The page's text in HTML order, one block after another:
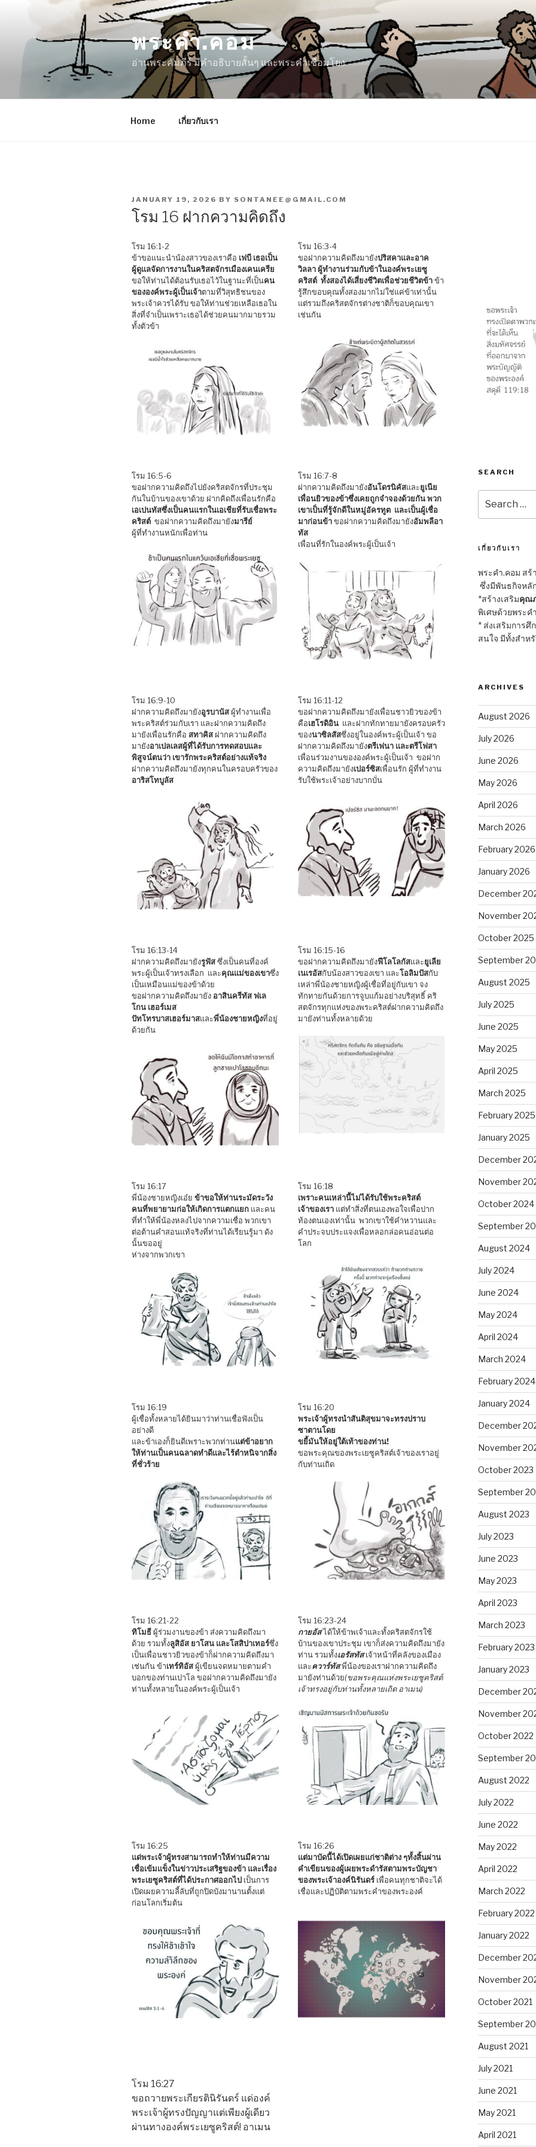
content
พระคำ.คอม
อ่านพระคัมภีร์ มีคำอธิบายสั้นๆ และพระคำเชื่อมโยง
Home เกี่ยวกับเรา
POSTED
ON
JANUARY 19, 2026 BY SONTANEE@GMAIL.COM
โรม 16 ฝากความคิดถึง
โรม 16:1-2
ข้าขอแนะนำน้องสาวของเราคือ เฟบี เธอเป็น
ผู้ดูแลจัดการงานในคริสตจักรเมืองเคนเครีย
ขอให้ท่านได้ต้อนรับเธอไว้ในฐานะที่เป็นคน
ขององค์พระผู้เป็นเจ้าตามที่วิสุทธิชนของ
พระเจ้าควรได้รับ ขอให้ท่านช่วยเหลือเธอใน
สิ่งที่จำเป็นเพราะเธอได้ช่วยคนมากมายรวม
ทั้งตัวข้า
โรม 16:3-4
ขอฝากความคิดถึงมายังปริสคาและอาค
วิลลา ผู้ทำงานร่วมกับข้าในองค์พระเยซู
คริสต์ ทั้งสองได้เสี่ยงชีวิตเพื่อช่วยชีวิตข้าข้า
รู้สึกขอบคุณทั้งสองมากไม่ใช่แค่ข้าเท่านั้น
แต่รวมถึงคริสตจักรต่างชาติก็ขอบคุณเขา
เช่นกัน
โรม 16:5-6
ขอฝากความคิดถึงไปยังคริสตจักรที่ประชุม
กันในบ้านของเขาด้วย ฝากคิดถึงเพื่อนรักคือ
เอเปนทัสซึ่งเป็นคนแรกในเอเชียที่รับเชื่อพระ
คริสต์ ขอฝากความคิดถึงมายังมารีย์
ผู้ที่ทำงานหนักเพื่อท่าน
โรม 16:7-8
ฝากความคิดถึงมายังอันโดรนิคัสและยูเนีย
เพื่อนยิวของข้าซึ่งเคยถูกจำจองด้วยกัน พวก
เขาเป็นที่รู้จักดีในหมู่อัครทูต และเป็นผู้เชื่อ
มาก่อนข้าขอฝากความคิดถึงมายังอัมพลีอา
ทัส
เพื่อนที่รักในองค์พระผู้เป็นเจ้า
โรม 16:9-10
ฝากความคิดถึงมายังอูรบานัสผู้ทำงานเพื่อ
พระคริสต์ร่วมกับเรา และฝากความคิดถึง
มายังเพื่อนรักคือ สทาคิสฝากความคิดถึง
มายังอาเปลเลสผู้ที่ได้รับการทดสอบและ
พิสูจน์ตนว่า เขารักพระคริสต์อย่างแท้จริง
ฝากความคิดถึงมายังทุกคนในครอบครัวของ
อาริสโทบูลัส
โรม 16:11-12
ขอฝากความคิดถึงมายังเพื่อนชาวยิวของข้า
คือเฮโรดิอิน และฝากทักทายมายังครอบครัว
ของนาซิลสัสซึ่งอยู่ในองค์พระผู้เป็นเจ้า ขอ
ฝากความคิดถึงมายังตรีเฟนา และตรีโฟสา
เพื่อนร่วมงานขององค์พระผู้เป็นเจ้า ขอฝาก
ความคิดถึงมายังเปอร์ซิสเพื่อนรัก ผู้ที่ทำงาน
รับใช้พระเจ้าอย่างบากบั่น
โรม 16:13-14
ฝากความคิดถึงมายังรูฟัสซึ่งเป็นคนที่องค์
พระผู้เป็นเจ้าทรงเลือก และคุณแม่ของเขาซึ่ง
เป็นเหมือนแม่ของข้าด้วย
ขอฝากความคิดถึงมายัง อาสินครีทัส ฟเล
โกน เฮอร์เมส
ปัทโทรบาสเฮอร์มาสและพี่น้องชายหญิงที่อยู่
ด้วยกัน
โรม 16:15-16
ขอฝากความคิดถึงมายังฟีโลโลกัสและยูเลีย
เนเรอัสกับน้องสาวของเขา และโอลิมปัสกับ
เหล่าพี่น้องชายหญิงผู้เชื่อที่อยู่กับเขา จง
ทักทายกันด้วยการจูบแก้มอย่างบริสุทธิ์ คริ
สตจักรทุกแห่งของพระคริสต์ฝากความคิดถึง
มายังท่านทั้งหลายด้วย
โรม 16:17
พี่น้องชายหญิงเอ๋ย ข้าขอให้ท่านระมัดระวัง
คนที่พยายามก่อให้เกิดการแตกแยก และคน
ที่ทำให้พี่น้องหลงไปจากความเชื่อ พวกเขา
ต่อต้านคำสอนแท้จริงที่ท่านได้เรียนรู้มา ดัง
นั้นขออยู่
ห่างจากพวกเขา
โรม 16:18
เพราะคนเหล่านี้ไม่ได้รับใช้พระคริสต์
เจ้าของเรา แต่ทำสิ่งที่ตนเองพอใจเพื่อปาก
ท้องตนเองเท่านั้น พวกเขาใช้คำหวานและ
คำประจบประแจงเพื่อหลอกล่อคนอ่อนต่อ
โลก
โรม 16:19
ผู้เชื่อทั้งหลายได้ยินมาว่าท่านเชื่อฟังเป็น
อย่างดี
และข้าเองก็ยินดีเพราะพวกท่านแต่ข้าอยาก
ให้ท่านเป็นคนฉลาดทำดีและไร้ตำหนิจากสิ่ง
ที่ชั่วร้าย
โรม 16:20
พระเจ้าผู้ทรงนำสันติสุขมาจะทรงปราบ
ซาตานโดย
ขยี้มันให้อยู่ใต้เท้าของท่าน!
ขอพระคุณของพระเยซูคริสต์เจ้าของเราอยู่
กับท่านเถิด
โรม 16:21-22
ทิโมธีผู้ร่วมงานของข้า ส่งความคิดถึงมา
ด้วย รวมทั้งลูสิอัส ยาโสน และโสสิปาเทอร์ซึ่ง
เป็นเพื่อนชาวยิวของข้าก็ฝากความคิดถึงมา
เช่นกัน ข้าเทร์ทิอัสผู้เขียนจดหมายตามคำ
บอกของท่านเปาโล ขอฝากความคิดถึงมายัง
ท่านทั้งหลายในองค์พระผู้เป็นเจ้า
โรม 16:23-24
กายอัสได้ให้ข้าพเจ้าและทั้งคริสตจักรใช้
บ้านของเขาประชุม เขาก็ส่งความคิดถึงมายัง
ท่าน รวมทั้งเอรัสทัสเจ้าหน้าที่คลังของเมือง
และควาร์ทัสพี่น้องของเราฝากความคิดถึง
มายังท่านด้วย(ขอพระคุณแห่งพระเยซูคริสต์
เจ้าทรงอยู่กับท่านทั้งหลายเถิด อาเมน)
โรม 16:25
แด่พระเจ้าผู้ทรงสามารถทำให้ท่านมีความ
เชื่อเข้มแข็งในข่าวประเสริฐของข้า และเรื่อง
พระเยซูคริสต์ที่ได้ประกาศออกไป เป็นการ
เปิดเผยความลี้ลับที่ถูกปิดบังมานานตั้งแต่
ก่อนโลกเริ่มต้น
โรม 16:26
แต่มาบัดนี้ได้เปิดเผยแก่ชาติต่าง ๆทั้งสิ้นผ่าน
คำเขียนของผู้เผยพระดำรัสตามพระบัญชา
ของพระเจ้าองค์นิรันดร์ เพื่อคนทุกชาติจะได้
เชื่อและปฏิบัติตามพระคำของพระองค์
โรม 16:27
ขอถวายพระเกียรตินิรันดร์ แด่องค์
พระเจ้าผู้ทรงปัญญาแต่เพียงผู้เดียว
ผ่านทางองค์พระเยซูคริสต์! อาเมน
SEARCH
for:
เกี่ยวกับเรา
พระคำ.คอม ส
ซึ่งมีพันธกิจหลั
*สร้างเสริมคุณ
พิเศษด้วยพระค
* ส่งเสริมการศึ
สนใจ มีทั้งสำห
ARCHIVES
August 2026
July 2026
June 2026
May 2026
April 2026
March 2026
February 2026
January 2026
December
November
October 2025
September
August 2025
July 2025
June 2025
May 2025
April 2025
March 2025
February 2025
January 2025
December
November
October 2024
September
August 2024
July 2024
June 2024
May 2024
April 2024
March 2024
February 2024
January 2024
December
November
October 2023
September
August 2023
July 2023
June 2023
May 2023
April 2023
March 2023
February 2023
January 2023
December
November
October 2022
September
August 2022
July 2022
June 2022
May 2022
April 2022
March 2022
February 2022
January 2022
December
November
October 2021
September
August 2021
July 2021
June 2021
May 2021
April 2021